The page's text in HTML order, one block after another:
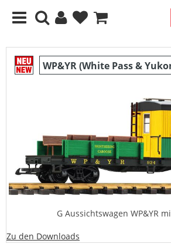
WP&YR (White Pass &
G Aussichtswagen WP&YR
Zu den Downloads